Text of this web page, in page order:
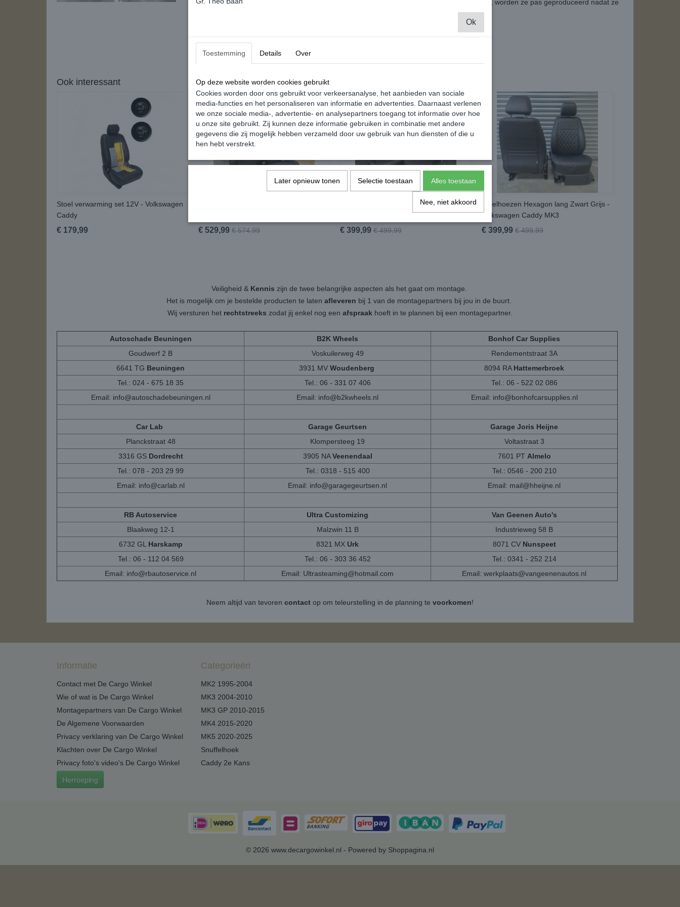
Dit betreft een "special" product. Doordat het maatwerk is, worden ze pas geproduceerd nadat ze
De levertijd hierdoor is tussen de vier en acht weken!
Ook interessant
Stoel verwarming set 12V - Volkswagen
Caddy
€ 179,99 € 529,99 € 574,99
Stoelhoezen Hexagon Zwart Rood -
Volkswagen Caddy MK3
€ 399,99 € 499,99
Stoelhoezen Hexagon lang Zwart Grijs -
Volkswagen Caddy MK3
€ 399,99 € 499,99
Veiligheid & Kennis zijn de twee belangrijke aspecten als het gaat om montage.
Het is mogelijk om je bestelde producten te laten afleveren bij 1 van de montagepartners bij jou in de buurt.
Wij versturen het rechtstreeks zodat jij enkel nog een afspraak hoeft in te plannen bij een montagepartner.
Autoschade Beuningen B2K Wheels
Bonhof Car Supplies
Goudwerf 2 B
Voskuilerweg 49
Rendementstraat 3A
6641 TG Beuningen 3931 MV Woudenberg 8094 RA Hattemerbroek
Tel.: 024 - 675 18 35
Tel.: 06 - 331 07 406
Tel.: 06 - 522 02 086
Email: info@autoschadebeuningen.nl Email: info@b2kwheels.nl Email: info@bonhofcarsupplies.nl
Car Lab Garage Geurtsen
Garage Joris Heijne
Planckstraat 48
Klompersteeg 19
Voltastraat 3
3316 GS Dordrecht 3905 NAVeenendaal 7601 PT Almelo
Tel.: 078 - 203 29 99
Tel.: 0318 - 515 400
Tel.: 0546 - 200 210
Email: info@carlab.nl Email: info@garagegeurtsen.nl Email: mail@hheijne.nl
RB Autoservice Ultra Customizing
Van Geenen Auto's
Blaakweg 12-1
Malzwin 11 B
Industrieweg 58 B
6732 GL Harskamp 8321 MX Urk 8071 CV Nunspeet
Tel.: 06 - 112 04 569
Tel.: 06 - 303 36 452
Tel.: 0341 - 252 214
Email: info@rbautoservice.nl Email: Ultrasteaming@hotmail.com Email: werkplaats@vangeenenautos.nl
Neem altijd van tevoren contact op om teleurstelling in de planning te voorkomen!
Informatie
Contact met De Cargo Winkel
Wie of wat is De Cargo Winkel
Montagepartners van De Cargo Winkel
De Algemene Voorwaarden
Privacy verklaring van De Cargo Winkel
Klachten over De Cargo Winkel
Privacy foto's video's De Cargo Winkel
Herroeping
Categorieën
MK2 1995-2004
MK3 2004-2010
MK3 GP 2010-2015
MK4 2015-2020
MK5 2020-2025
Snuffelhoek
Caddy 2e Kans
© 2026 www.decargowinkel.nl - Powered by Shoppagina.nl
Ok
Toestemming Details Over
Op deze website worden cookies gebruikt
Cookies worden door ons gebruikt voor verkeersanalyse, het aanbieden van sociale
media-functies en het personaliseren van informatie en advertenties. Daarnaast verlenen
we onze sociale media-, advertentie- en analysepartners toegang tot informatie over hoe
u onze site gebruikt. Zij kunnen deze informatie gebruiken in combinatie met andere
gegevens die zij mogelijk hebben verzameld door uw gebruik van hun diensten of die u
hen hebt verstrekt.
Later opnieuw tonen Selectie toestaan Alles toestaan
Nee, niet akkoord